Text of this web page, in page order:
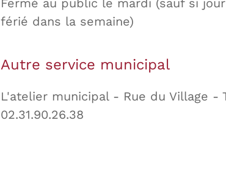
férié dans la semaine)
Autre service municipal
L'atelier municipal - Rue du Village -
02.31.90.26.38